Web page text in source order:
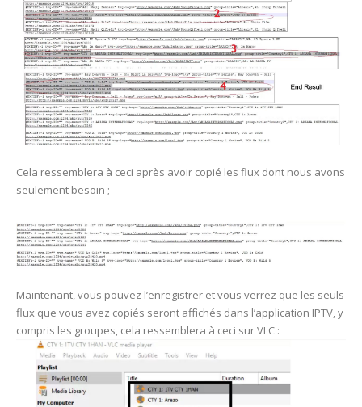
Cela ressemblera à ceci après avoir copié les flux dont nous avons
seulement besoin ;
Maintenant, vous pouvez l’enregistrer et vous verrez que les seuls
flux que vous avez copiés seront affichés dans l’application IPTV, y
compris les groupes, cela ressemblera à ceci sur VLC :